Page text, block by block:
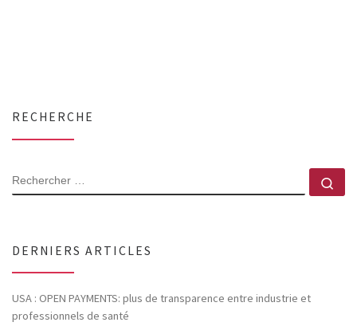
RECHERCHE
RECHERCHER
DERNIERS ARTICLES
USA : OPEN PAYMENTS: plus de transparence entre industrie et
professionnels de santé